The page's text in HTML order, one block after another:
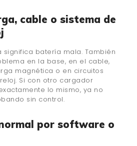
cable o sistema de
significa batería mala. También
en la base, en el cable,
magnética o en circuitos
Si con otro cargador
lo mismo, ya no
sin control.
por software o